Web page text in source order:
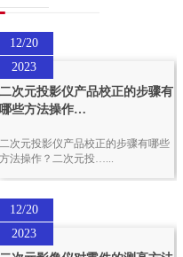
12/20
2023
二次元投影仪产品校正的步骤有
哪些方法操作…
二次元投影仪产品校正的步骤有哪些
方法操作？二次元投…...
12/20
2023